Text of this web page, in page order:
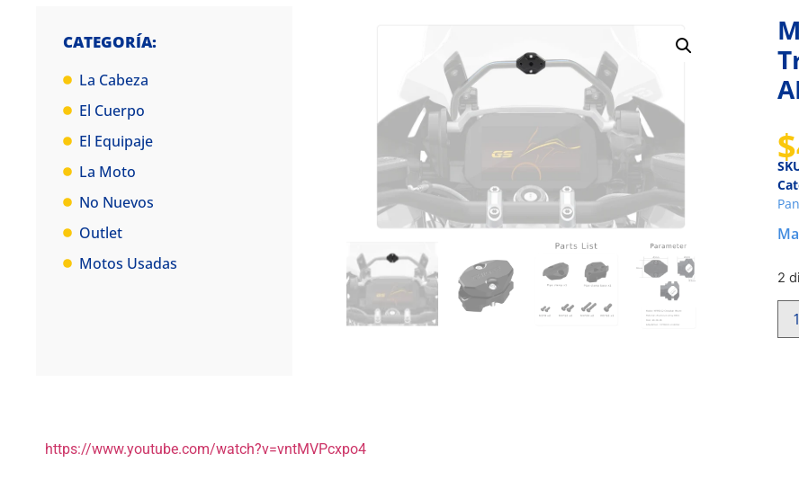
CATEGORÍA:
La Cabeza
El Cuerpo
El Equipaje
La Moto
No Nuevos
Outlet
Motos Usadas
$
2
https://www.youtube.com/watch?v=vntMVPcxpo4